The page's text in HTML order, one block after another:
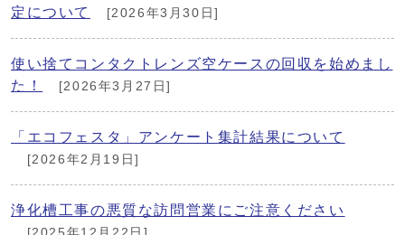
定について
[2026年3月30日]
使い捨てコンタクトレンズ空ケースの回収を始めまし
た！
[2026年3月27日]
「エコフェスタ」アンケート集計結果について
[2026年2月19日]
浄化槽工事の悪質な訪問営業にご注意ください